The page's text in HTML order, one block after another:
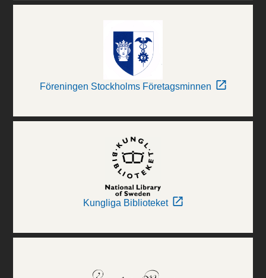
Föreningen Stockholms Företagsminnen
Kungliga Biblioteket